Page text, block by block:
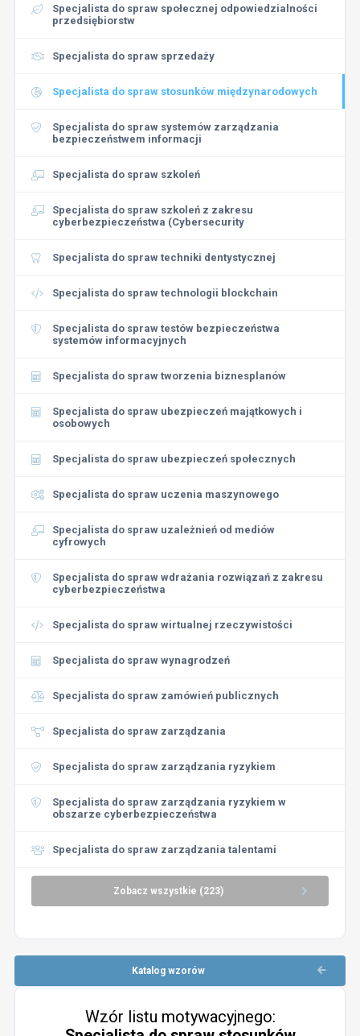
Specjalista do spraw społecznej odpowiedzialności
przedsiębiorstw
Specjalista do spraw sprzedaży
Specjalista do spraw stosunków międzynarodowych
Specjalista do spraw systemów zarządzania
bezpieczeństwem informacji
Specjalista do spraw szkoleń
Specjalista do spraw szkoleń z zakresu
cyberbezpieczeństwa (Cybersecurity
Specjalista do spraw techniki dentystycznej
Specjalista do spraw technologii blockchain
Specjalista do spraw testów bezpieczeństwa
systemów informacyjnych
Specjalista do spraw tworzenia biznesplanów
Specjalista do spraw ubezpieczeń majątkowych i
osobowych
Specjalista do spraw ubezpieczeń społecznych
Specjalista do spraw uczenia maszynowego
Specjalista do spraw uzależnień od mediów
cyfrowych
Specjalista do spraw wdrażania rozwiązań z zakresu
cyberbezpieczeństwa
Specjalista do spraw wirtualnej rzeczywistości
Specjalista do spraw wynagrodzeń
Specjalista do spraw zamówień publicznych
Specjalista do spraw zarządzania
Specjalista do spraw zarządzania ryzykiem
Specjalista do spraw zarządzania ryzykiem w
obszarze cyberbezpieczeństwa
Specjalista do spraw zarządzania talentami
Zobacz wszystkie (223)
Katalog wzorów
Wzór listu motywacyjnego: